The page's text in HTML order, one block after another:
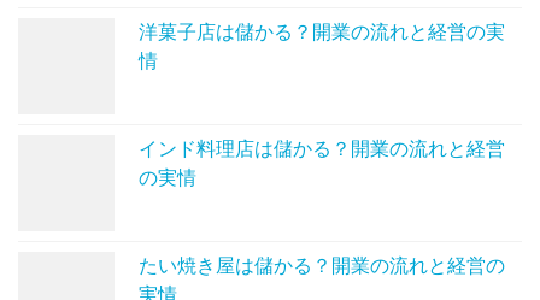
洋菓子店は儲かる？開業の流れと経営の実
情
インド料理店は儲かる？開業の流れと経営
の実情
たい焼き屋は儲かる？開業の流れと経営の
実情